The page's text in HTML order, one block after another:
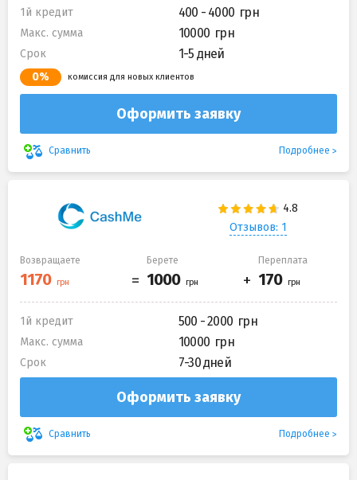
1й кредит 400 - 4000
Макс. сумма 10000
Срок 1-5 дней
0% комиссия для новых клиентов
Оформить заявку
Сравнить Подробнее
Отзывов: 1
Возвращаете Берете Переплата
1й кредит 500 - 2000
Макс. сумма 10000
Срок 7-30 дней
Оформить заявку
Сравнить Подробнее